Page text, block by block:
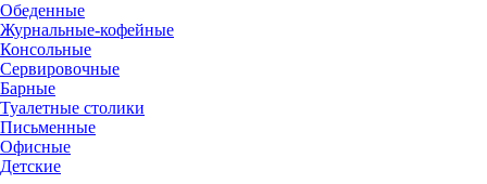
Обеденные
Журнальные-кофейные
Консольные
Сервировочные
Барные
Туалетные столики
Письменные
Офисные
Детские